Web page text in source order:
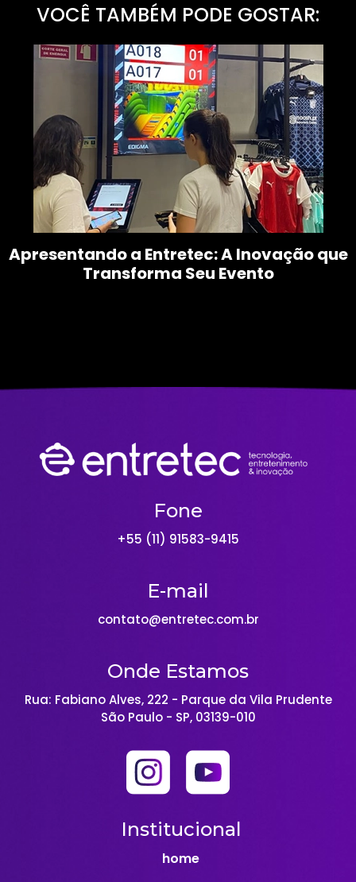
VOCÊ TAMBÉM PODE GOSTAR:
Apresentando a Entretec: A Inovação que
Transforma Seu Evento
Fone
+55 (11) 91583-9415
E-mail
contato@entretec.com.br
Onde Estamos
Rua: Fabiano Alves, 222 - Parque da Vila Prudente
São Paulo - SP, 03139-010
Institucional
home